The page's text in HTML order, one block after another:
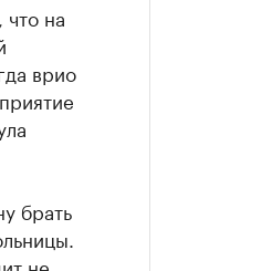
что на
врио
брать